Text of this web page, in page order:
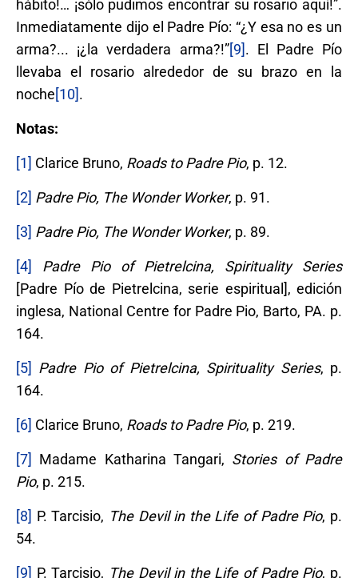
hábito!… ¡sólo pudimos encontrar su rosario aquí!”.
Inmediatamente dijo el Padre Pío: “¿Y esa no es un
arma?... ¡¿la verdadera arma?!”[9]. El Padre Pío
llevaba el rosario alrededor de su brazo en la
noche[10].
Notas:
[1] Clarice Bruno, Roads to Padre Pio, p. 12.
[2] Padre Pio, The Wonder Worker, p. 91.
[3] Padre Pio, The Wonder Worker, p. 89.
[4]
Padre Pio of Pietrelcina, Spirituality Series
[Padre Pío de Pietrelcina, serie espiritual], edición
inglesa, National Centre for Padre Pio, Barto, PA. p.
164.
[5] Padre Pio of Pietrelcina, Spirituality Series, p.
164.
[6] Clarice Bruno, Roads to Padre Pio, p. 219.
[7] Madame Katharina Tangari, Stories of Padre
Pio, p. 215.
[8] P. Tarcisio, The Devil in the Life of Padre Pio, p.
54.
[9] P. Tarcisio, The Devil in the Life of Padre Pio, p.